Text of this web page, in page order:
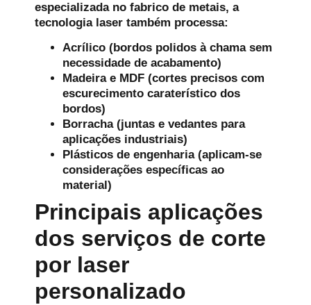
especializada no fabrico de metais, a
tecnologia laser também processa:
Acrílico (bordos polidos à chama sem
necessidade de acabamento)
Madeira e MDF (cortes precisos com
escurecimento caraterístico dos
bordos)
Borracha (juntas e vedantes para
aplicações industriais)
Plásticos de engenharia (aplicam-se
considerações específicas ao
material)
Principais aplicações
dos serviços de corte
por laser
personalizado